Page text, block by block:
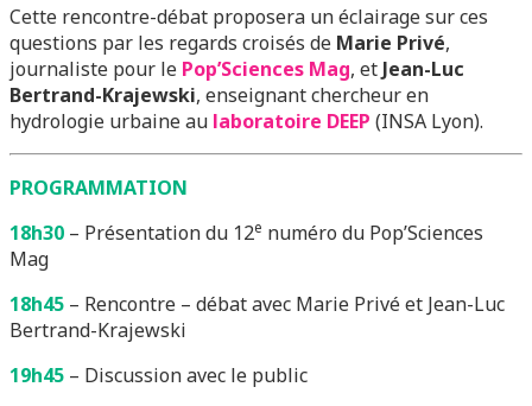
Cette rencontre-débat proposera un éclairage sur ces
questions par les regards croisés de Marie Privé,
journaliste pour le Pop’Sciences Mag, et Jean-Luc
Bertrand-Krajewski, enseignant chercheur en
hydrologie urbaine au laboratoire DEEP (INSA Lyon).
PROGRAMMATION
18h30 – Présentation du 12e numéro du Pop’Sciences
Mag
18h45 – Rencontre – débat avec Marie Privé et Jean-Luc
Bertrand-Krajewski
19h45 – Discussion avec le public